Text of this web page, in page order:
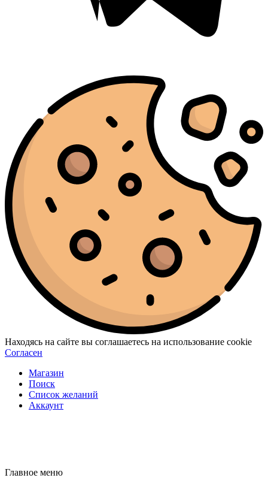
Находясь на сайте вы соглашаетесь на использование cookie
Согласен
Магазин
Поиск
Список желаний
Аккаунт
Главное меню